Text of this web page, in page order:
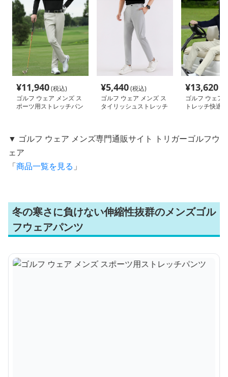
¥11,940(税込)
ゴルフ ウェア メンズ ス
ポーツ用ストレッチパン
¥5,440(税込)
ゴルフ ウェア メンズ ス
タイリッシュストレッチ
¥13,620
ゴルフ ウェア
トレッチ快適
▼ ゴルフ ウェア メンズ専門通販サイト トリガーゴルフウ
ェア
「商品一覧を見る 」
冬の寒さに負けない伸縮性抜群のメンズゴル
フウェアパンツ